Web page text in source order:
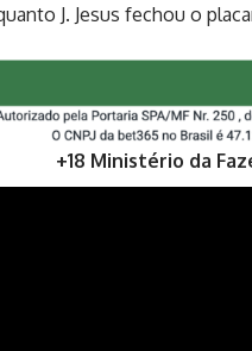
J. Jesus fechou o
+18 Ministério da